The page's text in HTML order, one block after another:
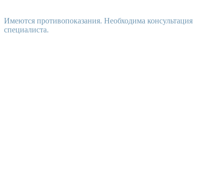
Имеются противопоказания. Необходима консультация
специалиста.